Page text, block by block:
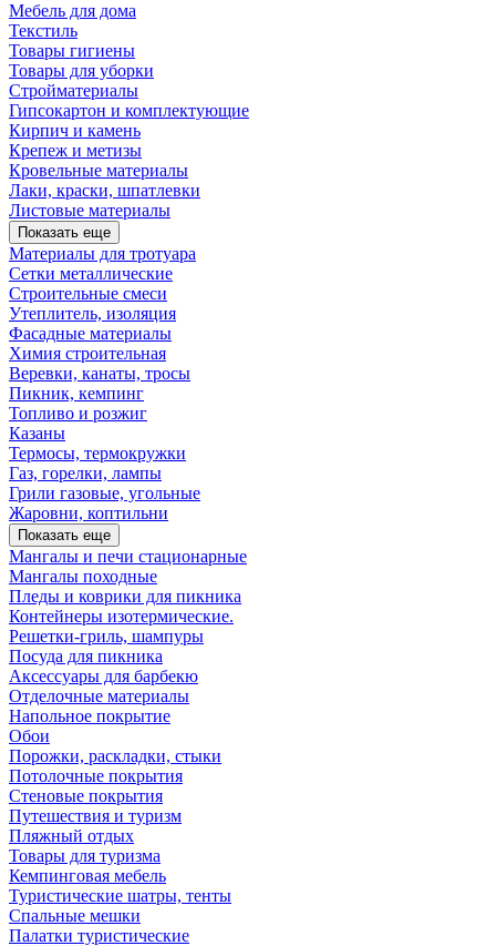
Мебель для дома
Текстиль
Товары гигиены
Товары для уборки
Стройматериалы
Гипсокартон и комплектующие
Кирпич и камень
Крепеж и метизы
Кровельные материалы
Лаки, краски, шпатлевки
Листовые материалы
Показать еще
Материалы для тротуара
Сетки металлические
Строительные смеси
Утеплитель, изоляция
Фасадные материалы
Химия строительная
Веревки, канаты, тросы
Пикник, кемпинг
Топливо и розжиг
Казаны
Термосы, термокружки
Газ, горелки, лампы
Грили газовые, угольные
Жаровни, коптильни
Показать еще
Мангалы и печи стационарные
Мангалы походные
Пледы и коврики для пикника
Контейнеры изотермические.
Решетки-гриль, шампуры
Посуда для пикника
Аксессуары для барбекю
Отделочные материалы
Напольное покрытие
Обои
Порожки, раскладки, стыки
Потолочные покрытия
Стеновые покрытия
Путешествия и туризм
Пляжный отдых
Товары для туризма
Кемпинговая мебель
Туристические шатры, тенты
Спальные мешки
Палатки туристические